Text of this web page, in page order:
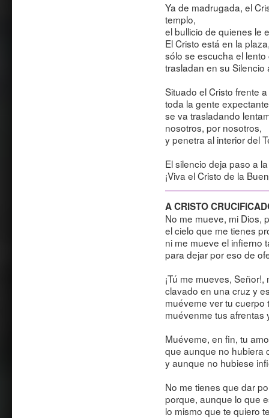
Ya de madrugada, el
templo,
el bullicio de quienes le
El Cristo está en la
sólo se escucha el
trasladan en su Silencio
Situado el Cristo frente
toda la gente
se va trasladando
nosotros, por nosotros,
y penetra al interior del
El silencio deja paso a
¡Viva el Cristo de la
A CRISTO
No me mueve, mi Dios,
el cielo que me tienes
ni me mueve el infierno
para dejar por eso de
¡Tú me mueves,
clavado en una cruz y
muéveme ver tu cuerpo
muévenme tus afrentas
Muéveme, en fin, tu
que aunque no hubiera
y aunque no hubiese
No me tienes que dar
porque, aunque lo que
lo mismo que te quiero